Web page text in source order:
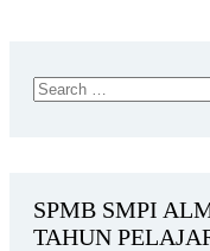
SPMB SMPI
TAHUN